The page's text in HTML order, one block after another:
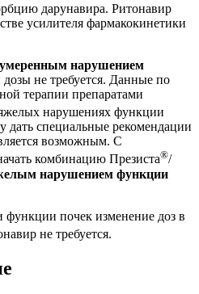
дарунавира. Ритонавир
усилителя фармакокинетики
нарушением
дозы не требуется. Данные по
терапии препаратами
нарушениях функции
дать специальные рекомендации
возможным. С
комбинацию Презиста®/
нарушением функции
почек изменение доз в
не требуется.